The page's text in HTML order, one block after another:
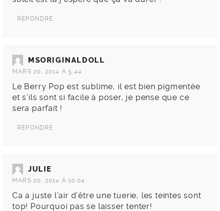
RÉPONDRE
MSORIGINALDOLL
MARS 20, 2014 À 5:44
Le Berry Pop est sublime, il est bien pigmentée
et s’ils sont si facile à poser, je pense que ce
sera parfait !
RÉPONDRE
JULIE
MARS 20, 2014 À 10:04
Ca a juste l’air d’être une tuerie, les teintes sont
top! Pourquoi pas se laisser tenter!